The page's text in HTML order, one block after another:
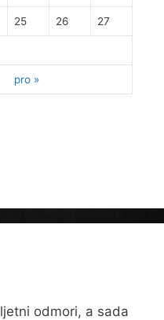
pro »
25 26 27
odmori, a sada